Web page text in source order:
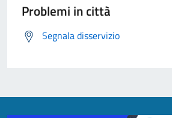
Problemi in città
Segnala disservizio